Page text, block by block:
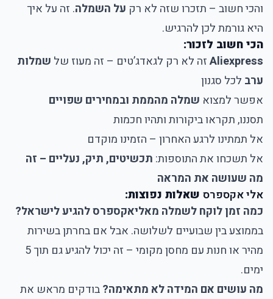
והכי חשוב – תזכרו שזה לא רק על השמלה. זה על איך
היא גורמת לכן להרגיש.
הכי חשוב לזכור:
Aliexpressזה לא רק לגאדג’טים – זה מעוז של שמלות
ערב לכל סגנון
אפשר למצוא שמלה מהממת ובמחירים שפויים
תסננו, תקראו ביקורות ותהיו חכמות
אל תמתינו לרגע האחרון – הזמינו מוקדם
אל תשכחו את התוספות: תכשיטים, תיק, נעליים – זה
מה שעושה את המראה
אלי אקספרס שאלות נפוצות:
כמה זמן לוקח לשמלה מאליאקספרס להגיע לישראל?
בממוצע בין שבועיים לשלושה. אבל אם בחרתן בשירות
מהיר או חנות עם מחסן מקומי – זה יכול להגיע גם תוך 5
ימים.
מה עושים אם המידה לא מתאימה?בודקים מראש את